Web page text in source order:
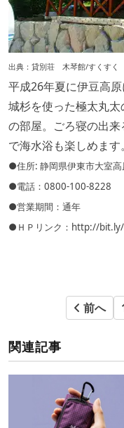
出典： 貸別荘 木琴館/すくすく
平成26年夏に伊豆高
城杉を使った極太丸
の部屋。ごろ寝の出
で海水浴も楽しめます
●住所: 静岡県伊東市大室
●電話：0800-100-8228
●営業期間：通年
●ＨＰリンク： http://
前へ
関連記事